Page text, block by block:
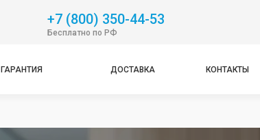
+7 (800) 350-44-53
Бесплатно по РФ
ГАРАНТИЯ ДОСТАВКА КОНТАКТЫ